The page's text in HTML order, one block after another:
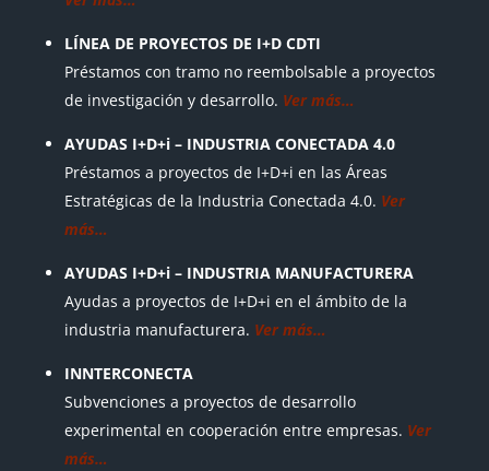
LÍNEA DE PROYECTOS DE I+D CDTI
Préstamos con tramo no reembolsable a proyectos
de investigación y desarrollo. Ver más…
AYUDAS I+D+i – INDUSTRIA CONECTADA 4.0
Préstamos a proyectos de I+D+i en las Áreas
Estratégicas de la Industria Conectada 4.0. Ver
más…
AYUDAS I+D+i – INDUSTRIA MANUFACTURERA
Ayudas a proyectos de I+D+i en el ámbito de la
industria manufacturera. Ver más…
INNTERCONECTA
Subvenciones a proyectos de desarrollo
experimental en cooperación entre empresas. Ver
más…